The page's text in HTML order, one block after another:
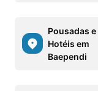
Pousadas e
Hotéis em
Baependi